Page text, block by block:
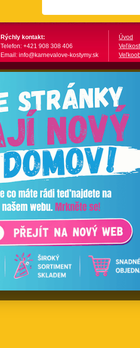
Rýchly kontakt:
Telefon: +421 908 308 406
Email: info@karnevalove-kostymy.sk
Úvod